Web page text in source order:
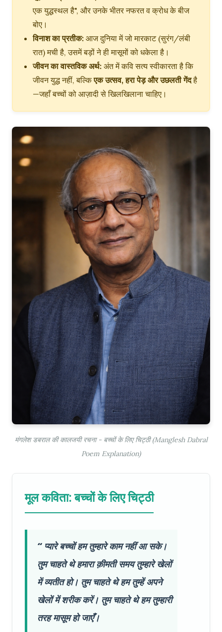
एक युद्धस्थल है", और उनके भीतर नफरत व क्रोध के बीज
बोए।
विनाश का प्रतीक: आज दुनिया में जो मारकाट (सुरंग/लंबी
रात) मची है, उसमें बड़ों ने ही मासूमों को धकेला है।
जीवन का वास्तविक अर्थ: अंत में कवि सत्य स्वीकारता है कि
जीवन युद्ध नहीं, बल्किएक उत्सव, हरा पेड़ और उछलती गेंदहै
—जहाँ बच्चों को आज़ादी से खिलखिलाना चाहिए।
मंगलेश डबराल की कालजयी रचना - बच्चों के लिए चिट्ठी (Manglesh Dabral
Poem Explanation)
मूल कविता: बच्चों के लिए चिट्ठी
प्यारे बच्चों हम तुम्हारे काम नहीं आ सके।
तुम चाहते थे हमारा क़ीमती समय तुम्हारे खेलों
में व्यतीत हो। तुम चाहते थे हम तुम्हें अपने
खेलों में शरीक करें। तुम चाहते थे हम तुम्हारी
तरह मासूम हो जाएँ।